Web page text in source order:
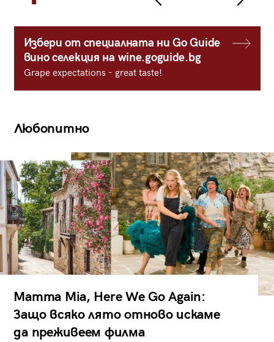
Избери от специалната ни Go Guide
вино селекция на wine.goguide.bg
Grape expectations - great taste!
Любопитно
Mamma Mia, Here We Go Again:
Защо всяко лято отново искаме
да преживеем филма